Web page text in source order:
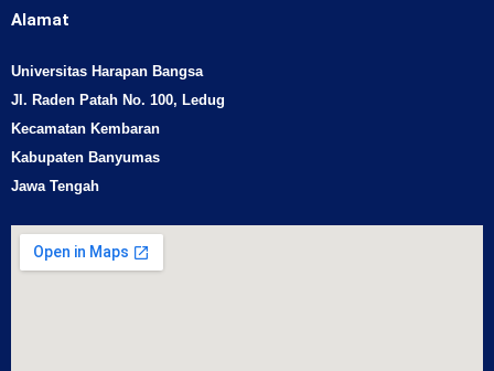
Alamat
Universitas Harapan Bangsa
Jl. Raden Patah No. 100, Ledug
Kecamatan Kembaran
Kabupaten Banyumas
Jawa Tengah